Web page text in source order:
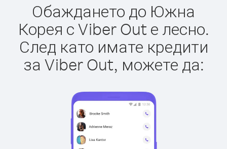
Обаждането до Южна
Корея с Viber Out е лесно.
След като имате кредити
за Viber Out, можете да: